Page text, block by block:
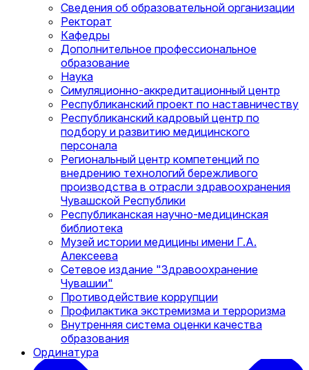
Сведения об образовательной организации
Ректорат
Кафедры
Дополнительное профессиональное
образование
Наука
Симуляционно-аккредитационный центр
Республиканский проект по наставничеству
Республиканский кадровый центр по
подбору и развитию медицинского
персонала
Региональный центр компетенций по
внедрению технологий бережливого
производства в отрасли здравоохранения
Чувашской Республики
Республиканская научно-медицинская
библиотека
Музей истории медицины имени Г.А.
Алексеева
Сетевое издание "Здравоохранение
Чувашии"
Противодействие коррупции
Профилактика экстремизма и терроризма
Внутренняя система оценки качества
образования
Ординатура